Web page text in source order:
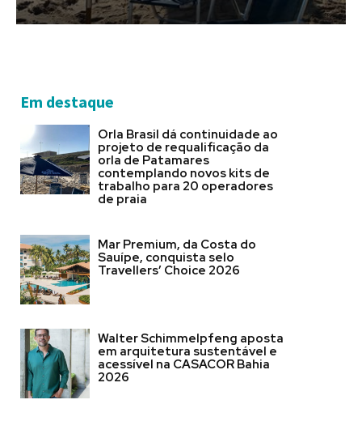
Em destaque
Orla Brasil dá continuidade ao
projeto de requalificação da
orla de Patamares
contemplando novos kits de
trabalho para 20 operadores
de praia
Mar Premium, da Costa do
Sauípe, conquista selo
Travellers’ Choice 2026
Walter Schimmelpfeng aposta
em arquitetura sustentável e
acessível na CASACOR Bahia
2026